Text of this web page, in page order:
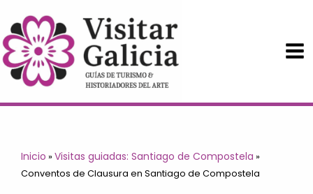
contenido
Inicio » Visitas guiadas: Santiago de Compostela »
Conventos de Clausura en Santiago de Compostela